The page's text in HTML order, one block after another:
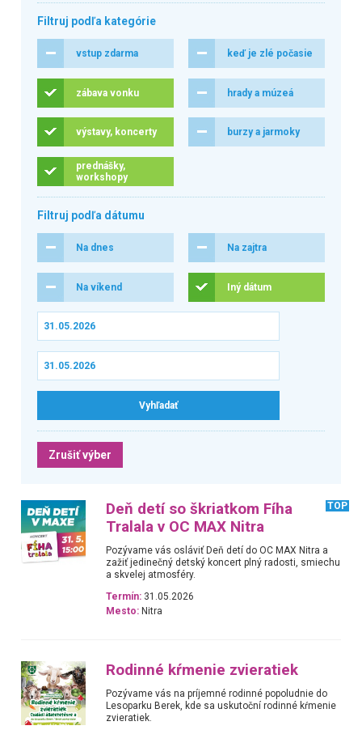
Filtruj podľa kategórie
vstup zdarma keď je zlé počasie
zábava vonku hrady a múzeá
výstavy, koncerty burzy a jarmoky
prednášky,
workshopy
Filtruj podľa dátumu
Na dnes Na zajtra
Na víkend Iný dátum
Zrušiť výber
Deň detí so škriatkom Fíha
Tralala v OC MAX Nitra
TOP
Pozývame vás osláviť Deň detí do OC MAX Nitra a
zažiť jedinečný detský koncert plný radosti, smiechu
a skvelej atmosféry.
Termín: 31.05.2026
Mesto: Nitra
Rodinné kŕmenie zvieratiek
Pozývame vás na príjemné rodinné popoludnie do
Lesoparku Berek, kde sa uskutoční rodinné kŕmenie
zvieratiek.